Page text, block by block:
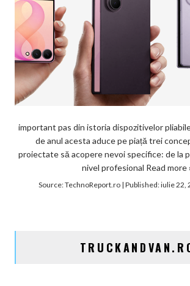
important pas din istoria dispozitivelor
de anul acesta aduce pe piață trei
proiectate să acopere nevoi specifice: de la
nivel profesional Read more
Source:TechnoReport.ro| Published:iulie 22,